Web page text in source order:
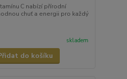
C nabízí přírodní
chuť a energii pro každý
skladem
do košíku